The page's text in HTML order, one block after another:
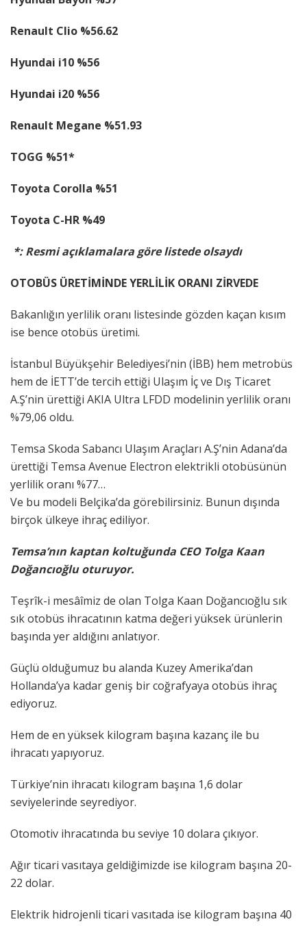
Renault Clio %56.62
Hyundai i10 %56
Hyundai i20 %56
Renault Megane %51.93
TOGG %51*
Toyota Corolla %51
Toyota C-HR %49
*: Resmi açıklamalara göre listede olsaydı
OTOBÜS ÜRETİMİNDE YERLİLİK ORANI ZİRVEDE
Bakanlığın yerlilik oranı listesinde gözden kaçan kısım
ise bence otobüs üretimi.
İstanbul Büyükşehir Belediyesi’nin (İBB) hem metrobüs
hem de İETT’de tercih ettiği Ulaşım İç ve Dış Ticaret
A.Ş’nin ürettiği AKIA Ultra LFDD modelinin yerlilik oranı
%79,06 oldu.
Temsa Skoda Sabancı Ulaşım Araçları A.Ş’nin Adana’da
ürettiği Temsa Avenue Electron elektrikli otobüsünün
yerlilik oranı %77…
Ve bu modeli Belçika’da görebilirsiniz. Bunun dışında
birçok ülkeye ihraç ediliyor.
Temsa’nın kaptan koltuğunda CEO Tolga Kaan
Doğancıoğlu oturuyor.
Teşrîk-i mesâîmiz de olan Tolga Kaan Doğancıoğlu sık
sık otobüs ihracatının katma değeri yüksek ürünlerin
başında yer aldığını anlatıyor.
Güçlü olduğumuz bu alanda Kuzey Amerika’dan
Hollanda’ya kadar geniş bir coğrafyaya otobüs ihraç
ediyoruz.
Hem de en yüksek kilogram başına kazanç ile bu
ihracatı yapıyoruz.
Türkiye’nin ihracatı kilogram başına 1,6 dolar
seviyelerinde seyrediyor.
Otomotiv ihracatında bu seviye 10 dolara çıkıyor.
Ağır ticari vasıtaya geldiğimizde ise kilogram başına 20-
22 dolar.
Elektrik hidrojenli ticari vasıtada ise kilogram başına 40